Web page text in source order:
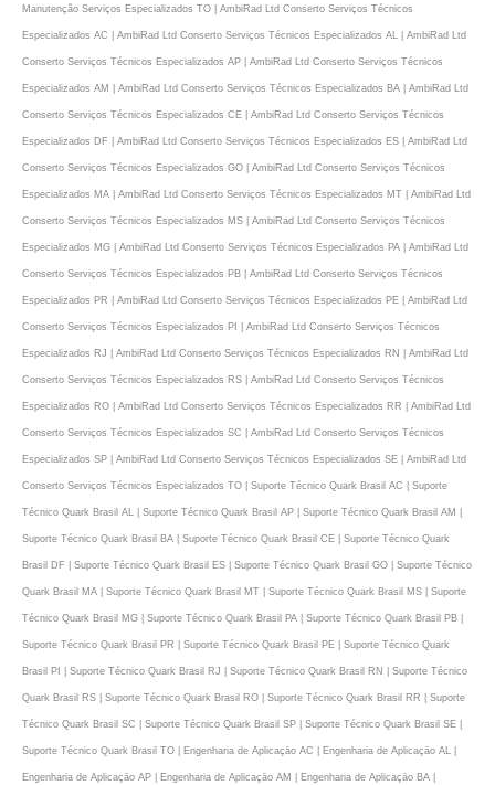
Manutenção Serviços Especializados TO | AmbiRad Ltd Conserto Serviços Técnicos
Especializados AC | AmbiRad Ltd Conserto Serviços Técnicos Especializados AL | AmbiRad Ltd
Conserto Serviços Técnicos Especializados AP | AmbiRad Ltd Conserto Serviços Técnicos
Especializados AM | AmbiRad Ltd Conserto Serviços Técnicos Especializados BA | AmbiRad Ltd
Conserto Serviços Técnicos Especializados CE | AmbiRad Ltd Conserto Serviços Técnicos
Especializados DF | AmbiRad Ltd Conserto Serviços Técnicos Especializados ES | AmbiRad Ltd
Conserto Serviços Técnicos Especializados GO | AmbiRad Ltd Conserto Serviços Técnicos
Especializados MA | AmbiRad Ltd Conserto Serviços Técnicos Especializados MT | AmbiRad Ltd
Conserto Serviços Técnicos Especializados MS | AmbiRad Ltd Conserto Serviços Técnicos
Especializados MG | AmbiRad Ltd Conserto Serviços Técnicos Especializados PA | AmbiRad Ltd
Conserto Serviços Técnicos Especializados PB | AmbiRad Ltd Conserto Serviços Técnicos
Especializados PR | AmbiRad Ltd Conserto Serviços Técnicos Especializados PE | AmbiRad Ltd
Conserto Serviços Técnicos Especializados PI | AmbiRad Ltd Conserto Serviços Técnicos
Especializados RJ | AmbiRad Ltd Conserto Serviços Técnicos Especializados RN | AmbiRad Ltd
Conserto Serviços Técnicos Especializados RS | AmbiRad Ltd Conserto Serviços Técnicos
Especializados RO | AmbiRad Ltd Conserto Serviços Técnicos Especializados RR | AmbiRad Ltd
Conserto Serviços Técnicos Especializados SC | AmbiRad Ltd Conserto Serviços Técnicos
Especializados SP | AmbiRad Ltd Conserto Serviços Técnicos Especializados SE | AmbiRad Ltd
Conserto Serviços Técnicos Especializados TO | Suporte Técnico Quark Brasil AC | Suporte
Técnico Quark Brasil AL | Suporte Técnico Quark Brasil AP | Suporte Técnico Quark Brasil AM |
Suporte Técnico Quark Brasil BA | Suporte Técnico Quark Brasil CE | Suporte Técnico Quark
Brasil DF | Suporte Técnico Quark Brasil ES | Suporte Técnico Quark Brasil GO | Suporte Técnico
Quark Brasil MA | Suporte Técnico Quark Brasil MT | Suporte Técnico Quark Brasil MS | Suporte
Técnico Quark Brasil MG | Suporte Técnico Quark Brasil PA | Suporte Técnico Quark Brasil PB |
Suporte Técnico Quark Brasil PR | Suporte Técnico Quark Brasil PE | Suporte Técnico Quark
Brasil PI | Suporte Técnico Quark Brasil RJ | Suporte Técnico Quark Brasil RN | Suporte Técnico
Quark Brasil RS | Suporte Técnico Quark Brasil RO | Suporte Técnico Quark Brasil RR | Suporte
Técnico Quark Brasil SC | Suporte Técnico Quark Brasil SP | Suporte Técnico Quark Brasil SE |
Suporte Técnico Quark Brasil TO | Engenharia de Aplicaçāo AC | Engenharia de Aplicaçāo AL |
Engenharia de Aplicaçāo AP | Engenharia de Aplicaçāo AM | Engenharia de Aplicaçāo BA |